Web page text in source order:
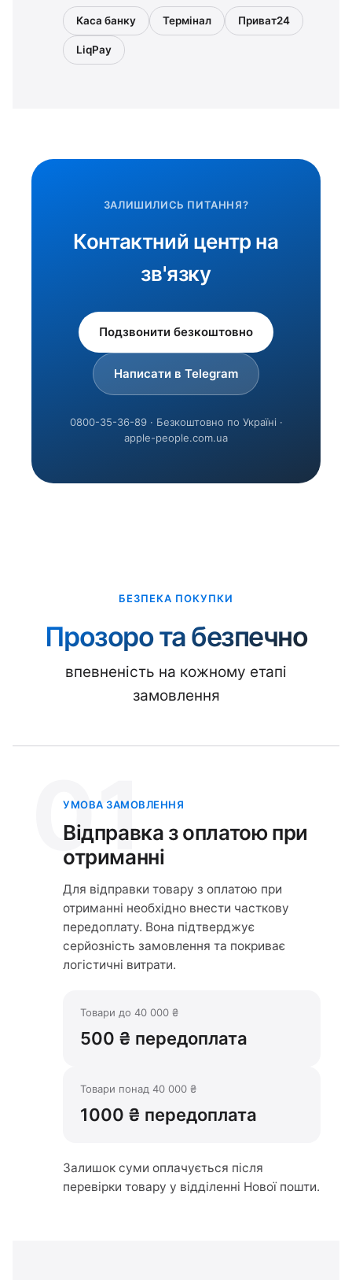
Каса банку Термінал Приват24
LiqPay
ЗАЛИШИЛИСЬ ПИТАННЯ?
Контактний центр на
зв'язку
Подзвонити безкоштовно
Написати в Telegram
0800-35-36-89 · Безкоштовно по Україні ·
apple-people.com.ua
БЕЗПЕКА ПОКУПКИ
Прозоро та безпечно
впевненість на кожному етапі
замовлення
01
УМОВА ЗАМОВЛЕННЯ
Відправка з оплатою при
отриманні
Для відправки товару з оплатою при
отриманні необхідно внести часткову
передоплату. Вона підтверджує
серйозність замовлення та покриває
логістичні витрати.
Товари до 40 000 ₴
500 ₴ передоплата
Товари понад 40 000 ₴
1000 ₴ передоплата
Залишок суми оплачується після
перевірки товару у відділенні Нової пошти.